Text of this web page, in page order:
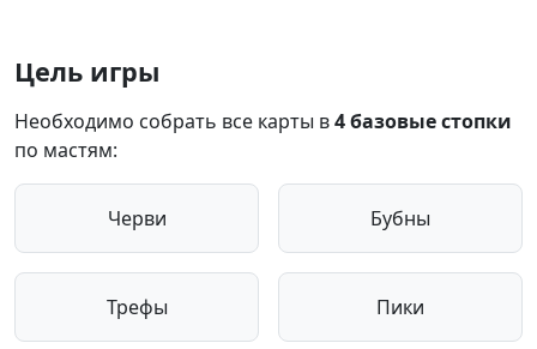
Цель игры
Необходимо собрать все карты в4 базовые стопки
по мастям:
Черви Бубны
Трефы Пики